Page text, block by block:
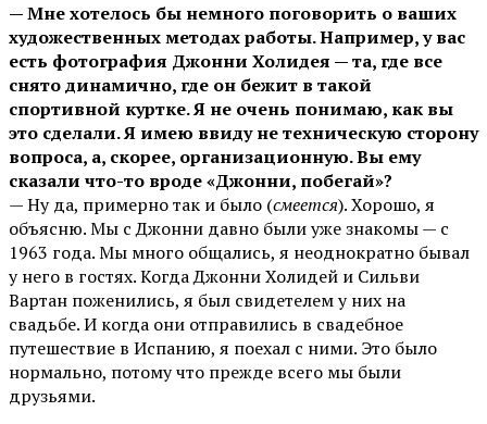
— Мне хотелось бы немного поговорить о ваших
художественных методах работы. Например, у вас
есть фотография Джонни Холидея — та, где все
снято динамично, где он бежит в такой
спортивной куртке. Я не очень понимаю, как вы
это сделали. Я имею ввиду не техническую сторону
вопроса, а, скорее, организационную. Вы ему
сказали что-то вроде «Джонни, побегай»?
— Ну да, примерно так и было (смеется). Хорошо, я
объясню. Мы с Джонни давно были уже знакомы — с
1963 года. Мы много общались, я неоднократно бывал
у него в гостях. Когда Джонни Холидей и Сильви
Вартан поженились, я был свидетелем у них на
свадьбе. И когда они отправились в свадебное
путешествие в Испанию, я поехал с ними. Это было
нормально, потому что прежде всего мы были
друзьями.